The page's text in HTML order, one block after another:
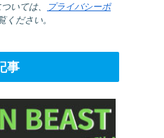
いては、
プライバシーポ
ください。
事